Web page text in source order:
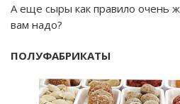
А еще сыры как правило очень
вам надо?
ПОЛУФАБРИКАТЫ